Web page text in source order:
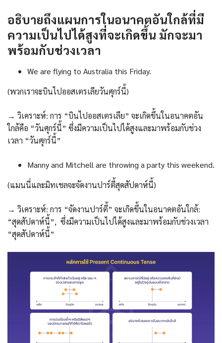
อธิบายถึงแผนการในอนาคตอันใกล้ที่มี
ความเป็นไปได้สูงที่จะเกิดขึ้น มักจะมา
พร้อมกับช่วงเวลา
We are flying to Australia this Friday.
(พวกเราจะบินไปออสเตรเลียวันศุกร์นี้)
→ วิเคราะห์: การ “บินไปออสเตรเลีย” จะเกิดขึ้นในอนาคตอัน
ใกล้คือ “วันศุกร์นี้” ซึ่งมีความเป็นไปได้สูงและมาพร้อมกับช่วง
เวลา “วันศุกร์นี้”
Manny and Mitchell are throwing a party this weekend.
(แมนนี่และมิทเชลจะจัดงานปาร์ตี้สุดสัปดาห์นี้)
→ วิเคราะห์: การ “จัดงานปาร์ตี้” จะเกิดขึ้นในอนาคตอันใกล้:
“สุดสัปดาห์นี้”, ซึ่งมีความเป็นไปได้สูงและมาพร้อมกับช่วงเวลา
“สุดสัปดาห์นี้”